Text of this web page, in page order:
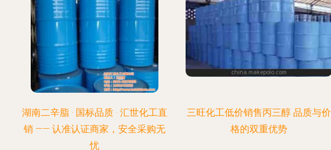
湖南二辛脂 · 国标品质 · 汇世化工直
销 —— 认准认证商家，安全采购无
忧
三旺化工低价销售丙三醇 品质与价
格的双重优势